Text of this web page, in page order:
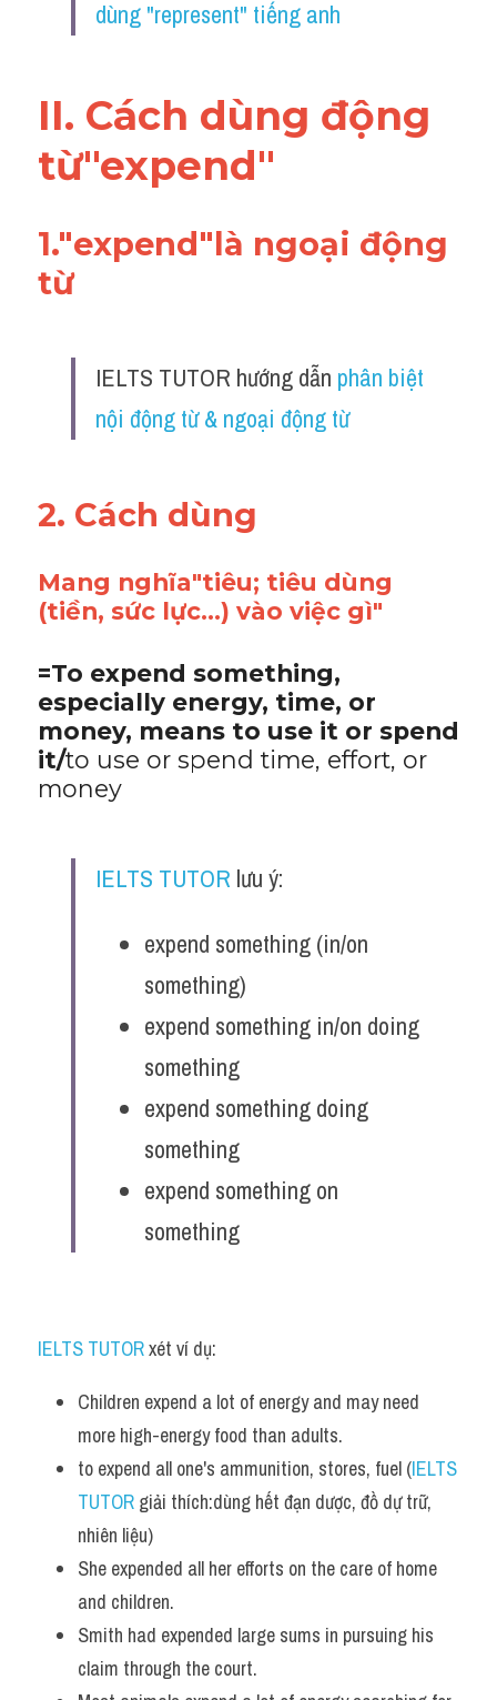
dùng "represent" tiếng anh
II. Cách dùng động
từ"expend"
1."expend"là ngoại động
từ
IELTS TUTOR hướng dẫn phân biệt
nội động từ & ngoại động từ
2. Cách dùng
Mang nghĩa"tiêu; tiêu dùng
(tiền, sức lực...) vào việc gì"
=To expend something,
especially energy, time, or
money, means to use it or spend
it/to use or spend time, effort, or
money
IELTS TUTOR lưu ý:
expend something (in/on
something)
expend something in/on doing
something
expend something doing
something
expend something on
something
IELTS TUTOR xét ví dụ:
Children expend a lot of energy and may need
more high-energy food than adults.
to expend all one's ammunition, stores, fuel (IELTS
TUTOR giải thích:dùng hết đạn dược, đồ dự trữ,
nhiên liệu)
She expended all her efforts on the care of home
and children.
Smith had expended large sums in pursuing his
claim through the court.